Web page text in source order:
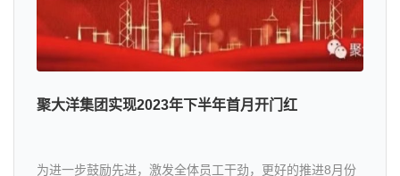
聚大洋集团实现2023年下半年首月开门红
为进一步鼓励先进，激发全体员工干劲，更好的推进8月份